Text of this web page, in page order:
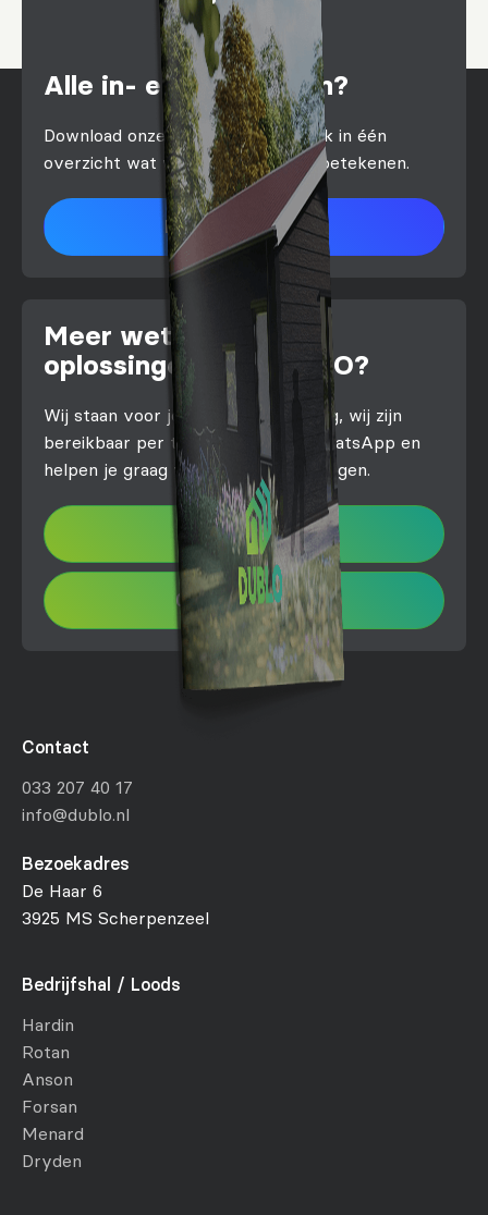
Meer weten over de
oplossingen van DUBLO?
Wij staan voor je klaar! Stel je vraag, wij zijn
bereikbaar per telefoon, mail of WhatsApp en
helpen je graag verder met al je vragen.
info@dublo.nl
033 – 207 40 17
Alle in- en outs weten?
Download onze brochure en ontdek in één
overzicht wat we voor je kunnen betekenen.
Download brochure
Contact
033 207 40 17
info@dublo.nl
Bezoekadres
De Haar 6
3925 MS Scherpenzeel
Bedrijfshal / Loods
Hardin
Rotan
Anson
Forsan
Menard
Dryden